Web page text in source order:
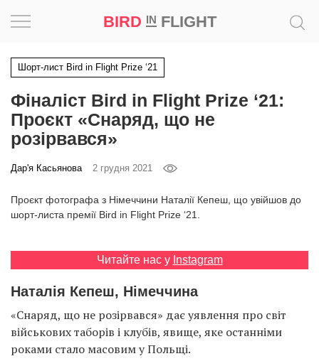
BIRD INFLIGHT
Шорт-лист Bird in Flight Prize ‘21
Фіналіст Bird in Flight Prize ‘21:
Проєкт «Снаряд, що не
розірвався»
Дар'я Касьянова 2 грудня 2021
Проєкт фотографа з Німеччини Наталії Кепеш, що увійшов до
шорт-листа премії Bird in Flight Prize ‘21.
Читайте нас у Instagram
Наталія Кепеш, Німеччина
«Снаряд, що не розірвався» дає уявлення про світ
військових таборів і клубів, явище, яке останніми
роками стало масовим у Польщі.